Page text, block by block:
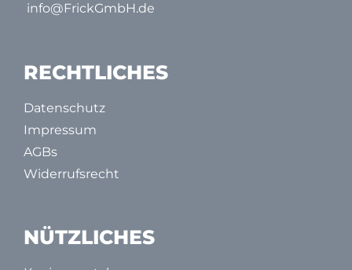
info@FrickGmbH.de
RECHTLICHES
Datenschutz
Impressum
AGBs
Widerrufsrecht
NÜTZLICHES